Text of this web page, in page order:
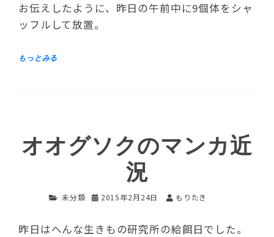
お伝えしたように、昨日の午前中に9個体をシャ
ッフルして放置。
オオグソクのマンカ近
況
未分類 2015年2月24日 もりたき
昨日はへんな生きもの研究所の給餌日でした。